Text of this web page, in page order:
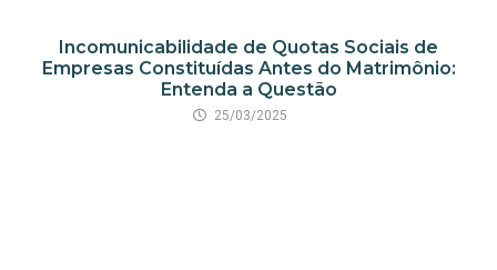
Incomunicabilidade de Quotas Sociais de
Empresas Constituídas Antes do Matrimônio:
Entenda a Questão
25/03/2025